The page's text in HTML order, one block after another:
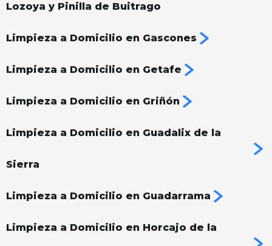
Lozoya y Pinilla de Buitrago
Limpieza a Domicilio en Gascones
Limpieza a Domicilio en Getafe
Limpieza a Domicilio en Griñón
Limpieza a Domicilio en Guadalix de la
Sierra
Limpieza a Domicilio en Guadarrama
Limpieza a Domicilio en Horcajo de la